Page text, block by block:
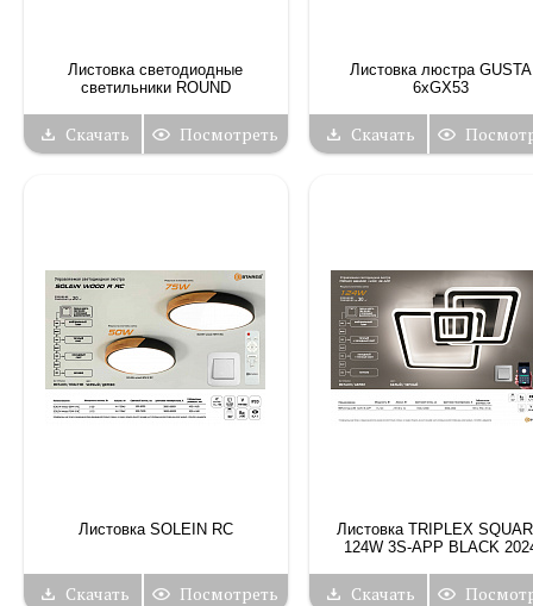
Листовка светодиодные
светильники ROUND
Скачать Посмотреть
Листовка люстра GUSTA
6xGX53
Скачать
Листовка SOLEIN RC
Скачать Посмотреть
Листовка TRIPLEX
124W 3S-APP BLACK
Скачать